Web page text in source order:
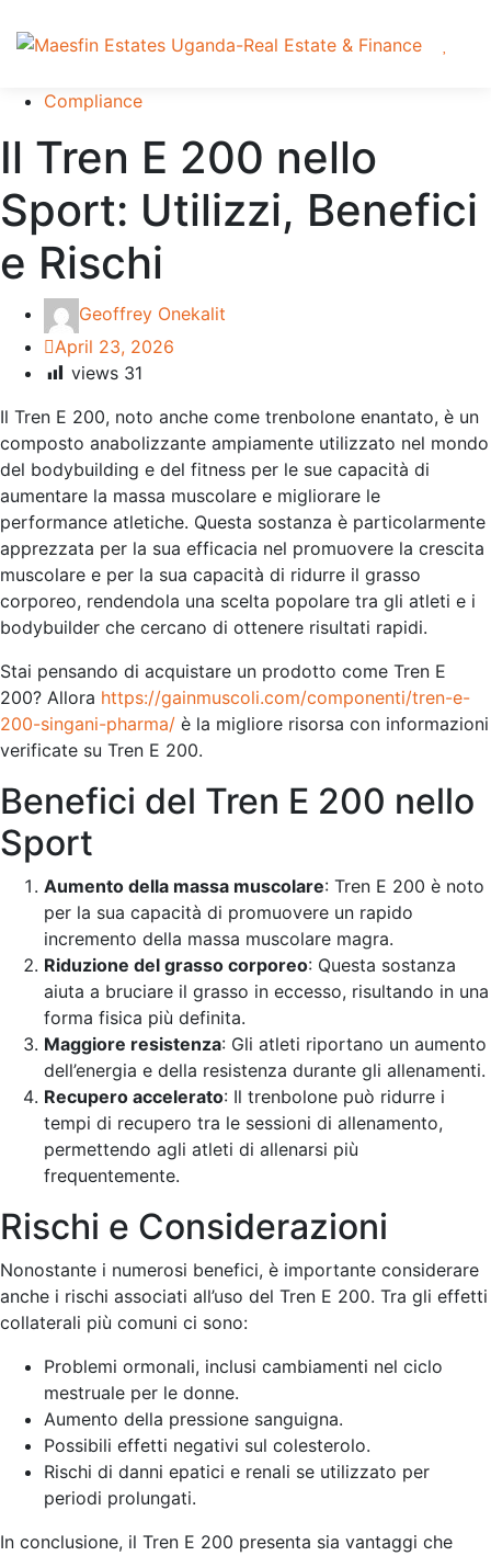
Compliance
Il Tren E 200 nello
Sport: Utilizzi, Benefici
e Rischi
Geoffrey Onekalit
April 23, 2026
views 31
Il Tren E 200, noto anche come trenbolone enantato, è un
composto anabolizzante ampiamente utilizzato nel mondo
del bodybuilding e del fitness per le sue capacità di
aumentare la massa muscolare e migliorare le
performance atletiche. Questa sostanza è particolarmente
apprezzata per la sua efficacia nel promuovere la crescita
muscolare e per la sua capacità di ridurre il grasso
corporeo, rendendola una scelta popolare tra gli atleti e i
bodybuilder che cercano di ottenere risultati rapidi.
Stai pensando di acquistare un prodotto come Tren E
200? Allora https://gainmuscoli.com/componenti/tren-e-
200-singani-pharma/ è la migliore risorsa con informazioni
verificate su Tren E 200.
Benefici del Tren E 200 nello
Sport
Aumento della massa muscolare: Tren E 200 è noto
per la sua capacità di promuovere un rapido
incremento della massa muscolare magra.
Riduzione del grasso corporeo: Questa sostanza
aiuta a bruciare il grasso in eccesso, risultando in una
forma fisica più definita.
Maggiore resistenza: Gli atleti riportano un aumento
dell’energia e della resistenza durante gli allenamenti.
Recupero accelerato: Il trenbolone può ridurre i
tempi di recupero tra le sessioni di allenamento,
permettendo agli atleti di allenarsi più
frequentemente.
Rischi e Considerazioni
Nonostante i numerosi benefici, è importante considerare
anche i rischi associati all’uso del Tren E 200. Tra gli effetti
collaterali più comuni ci sono:
Problemi ormonali, inclusi cambiamenti nel ciclo
mestruale per le donne.
Aumento della pressione sanguigna.
Possibili effetti negativi sul colesterolo.
Rischi di danni epatici e renali se utilizzato per
periodi prolungati.
In conclusione, il Tren E 200 presenta sia vantaggi che